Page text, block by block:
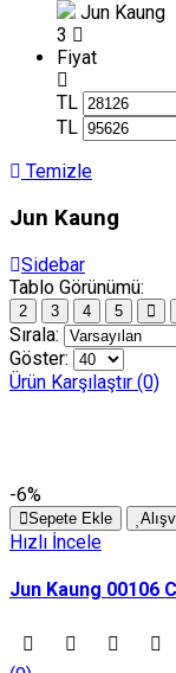
Jun Kaung
3
Fiyat
TL
TL
Temizle
Jun Kaung
Sidebar
Tablo Görünümü:
2 3 4 5
Sırala:
Göster:
Ürün Karşılaştır (0)
-6%
Sepete Ekle
Hızlı İncele
Jun Kaung 00106